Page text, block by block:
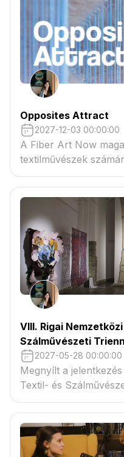
Opposites Attract
2027-12-03 00:00:00
A Fiber Art Now
textilművészek
VIII. Rigai
Szálművészeti
2027-05-28 00:00:00
Megnyílt a
Textil- és